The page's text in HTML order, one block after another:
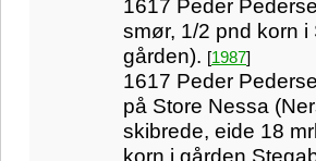
1617 Peder
smør, 1/2 pnd korn
gården). [1987]
1617 Peder
på Store Nessa
skibrede, eide 18
korn i gården